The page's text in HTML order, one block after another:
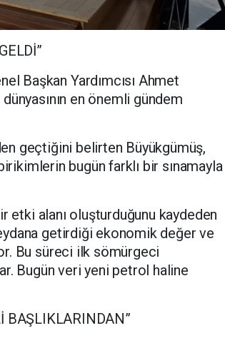
Başkan Yardımcısı Ahmet
en önemli gündem
geçtiğini belirten Büyükgümüş,
bugün farklı bir sınamayla
alanı oluşturduğunu kaydeden
getirdiği ekonomik değer ve
Bu süreci ilk sömürgeci
Bugün veri yeni petrol haline
BAŞLIKLARINDAN”